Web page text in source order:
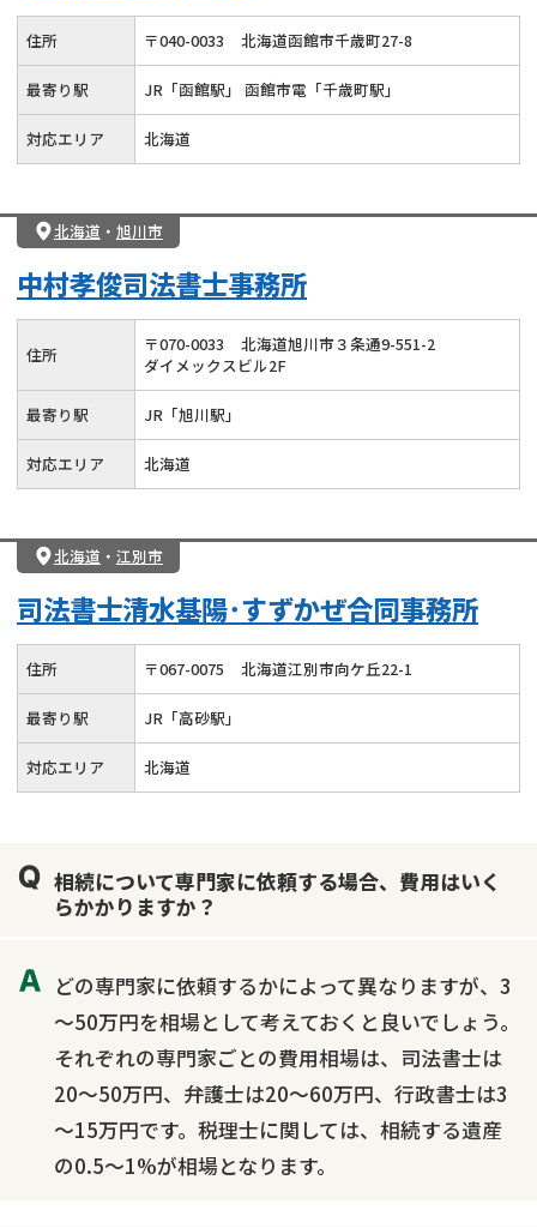
住所 〒040-0033 北海道函館市千歳町27-8
最寄り駅 JR「函館駅」 函館市電「千歳町駅」
対応エリア 北海道
北海道 ・ 旭川市
中村孝俊司法書士事務所
住所 〒070-0033
北海道旭川市３条通9-551-2
ダイメックスビル2F
最寄り駅 JR「旭川駅」
対応エリア 北海道
北海道 ・ 江別市
司法書士清水基陽･すずかぜ合同事務所
住所 〒067-0075 北海道江別市向ケ丘22-1
最寄り駅 JR「高砂駅」
対応エリア 北海道
相続について専門家に依頼する場合、費用はいく
らかかりますか？
どの専門家に依頼するかによって異なりますが、3
～50万円を相場として考えておくと良いでしょう。
それぞれの専門家ごとの費用相場は、司法書士は
20～50万円、弁護士は20～60万円、行政書士は3
～15万円です。税理士に関しては、相続する遺産
の0.5～1%が相場となります。